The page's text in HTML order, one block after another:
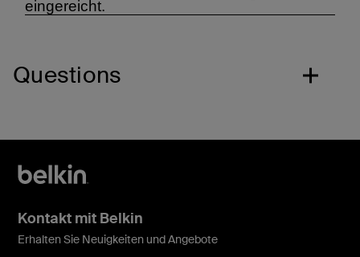
Questions
Kontakt mit Belkin
Erhalten Sie Neuigkeiten und Angebote